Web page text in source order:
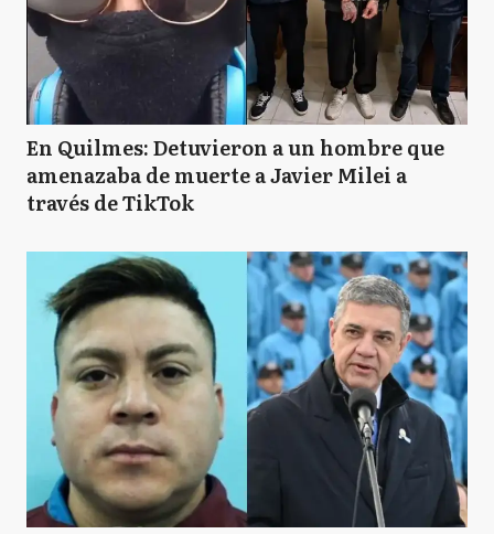
En Quilmes: Detuvieron a un hombre que
amenazaba de muerte a Javier Milei a
través de TikTok